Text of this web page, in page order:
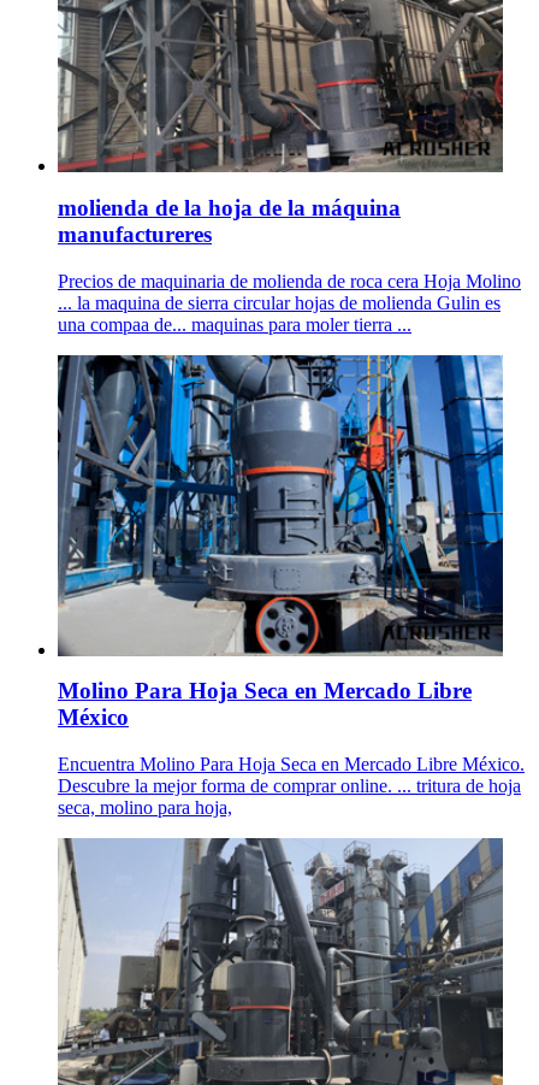
molienda de la hoja de la máquina
manufactureres
Precios de maquinaria de molienda de roca cera Hoja Molino
... la maquina de sierra circular hojas de molienda Gulin es
una compaa de... maquinas para moler tierra ...
Molino Para Hoja Seca en Mercado Libre
México
Encuentra Molino Para Hoja Seca en Mercado Libre México.
Descubre la mejor forma de comprar online. ... tritura de hoja
seca, molino para hoja,